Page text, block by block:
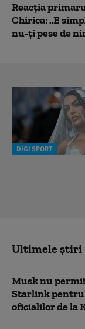
Reacția
Chirica: „E
nu-ţi pese de
DIGI SPORT
Ultimele știri
Musk nu
Starlink pentru
oficialilor de la